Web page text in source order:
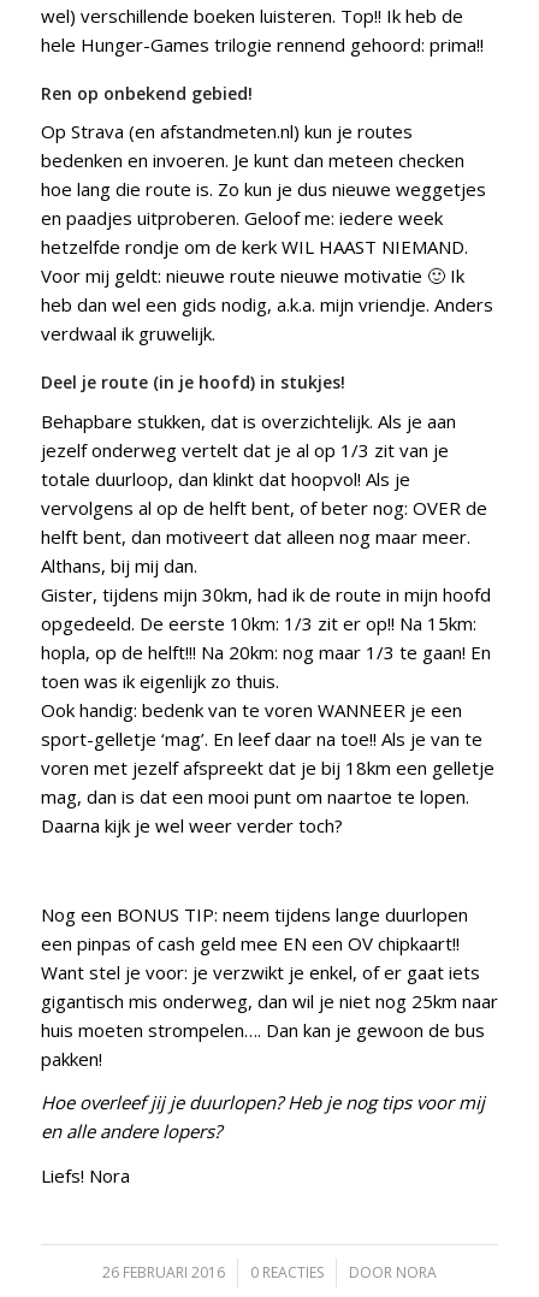
wel) verschillende boeken luisteren. Top!! Ik heb de
hele Hunger-Games trilogie rennend gehoord: prima!!
Ren op onbekend gebied!
Op Strava (en afstandmeten.nl) kun je routes
bedenken en invoeren. Je kunt dan meteen checken
hoe lang die route is. Zo kun je dus nieuwe weggetjes
en paadjes uitproberen. Geloof me: iedere week
hetzelfde rondje om de kerk WIL HAAST NIEMAND.
Voor mij geldt: nieuwe route nieuwe motivatie 🙂 Ik
heb dan wel een gids nodig, a.k.a. mijn vriendje. Anders
verdwaal ik gruwelijk.
Deel je route (in je hoofd) in stukjes!
Behapbare stukken, dat is overzichtelijk. Als je aan
jezelf onderweg vertelt dat je al op 1/3 zit van je
totale duurloop, dan klinkt dat hoopvol! Als je
vervolgens al op de helft bent, of beter nog: OVER de
helft bent, dan motiveert dat alleen nog maar meer.
Althans, bij mij dan.
Gister, tijdens mijn 30km, had ik de route in mijn hoofd
opgedeeld. De eerste 10km: 1/3 zit er op!! Na 15km:
hopla, op de helft!!! Na 20km: nog maar 1/3 te gaan! En
toen was ik eigenlijk zo thuis.
Ook handig: bedenk van te voren WANNEER je een
sport-gelletje ‘mag’. En leef daar na toe!! Als je van te
voren met jezelf afspreekt dat je bij 18km een gelletje
mag, dan is dat een mooi punt om naartoe te lopen.
Daarna kijk je wel weer verder toch?
Nog een BONUS TIP: neem tijdens lange duurlopen
een pinpas of cash geld mee EN een OV chipkaart!!
Want stel je voor: je verzwikt je enkel, of er gaat iets
gigantisch mis onderweg, dan wil je niet nog 25km naar
huis moeten strompelen…. Dan kan je gewoon de bus
pakken!
Hoe overleef jij je duurlopen? Heb je nog tips voor mij
en alle andere lopers?
Liefs! Nora
26 FEBRUARI 2016
/ 0 REACTIES
/ DOOR NORA